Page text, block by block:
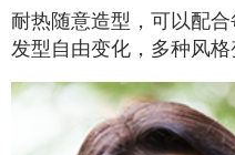
耐热随意造型，可以配合
发型自由变化，多种风格